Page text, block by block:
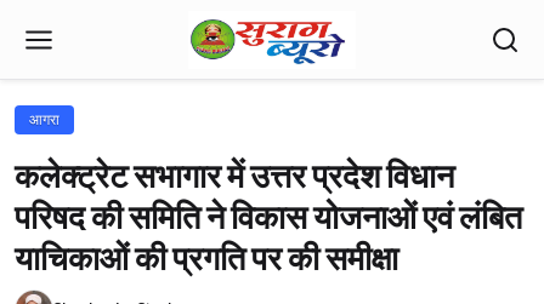
आगरा
कलेक्ट्रेट सभागार में उत्तर प्रदेश विधान
परिषद की समिति ने विकास योजनाओं एवं लंबित
याचिकाओं की प्रगति पर की समीक्षा